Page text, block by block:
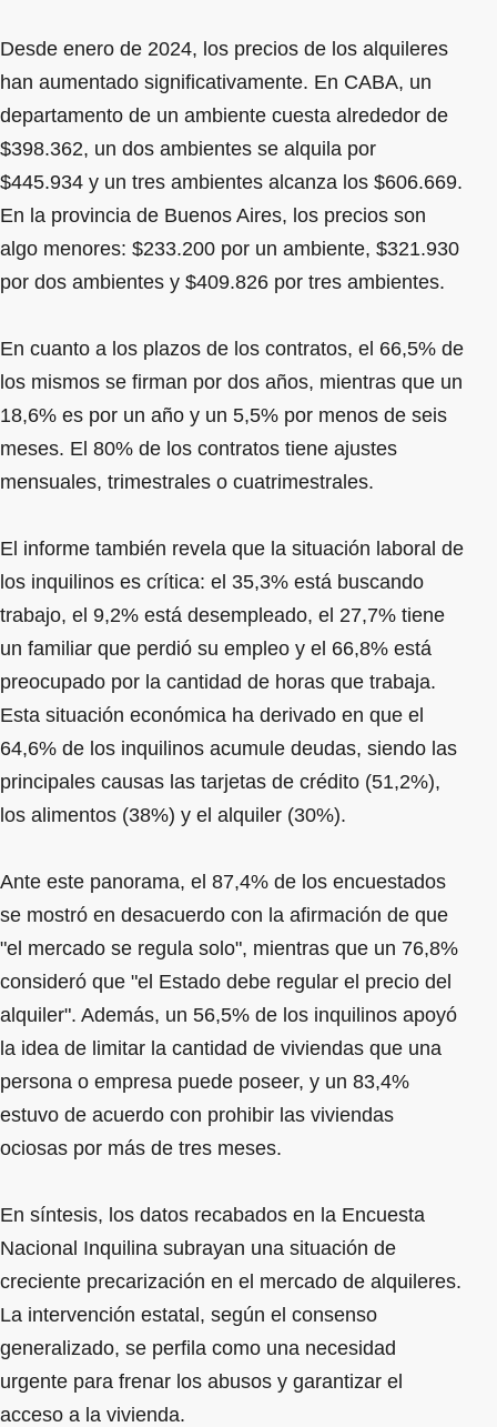
Desde enero de 2024, los precios de los alquileres
han aumentado significativamente. En CABA, un
departamento de un ambiente cuesta alrededor de
$398.362, un dos ambientes se alquila por
$445.934 y un tres ambientes alcanza los $606.669.
En la provincia de Buenos Aires, los precios son
algo menores: $233.200 por un ambiente, $321.930
por dos ambientes y $409.826 por tres ambientes.
En cuanto a los plazos de los contratos, el 66,5% de
los mismos se firman por dos años, mientras que un
18,6% es por un año y un 5,5% por menos de seis
meses. El 80% de los contratos tiene ajustes
mensuales, trimestrales o cuatrimestrales.
El informe también revela que la situación laboral de
los inquilinos es crítica: el 35,3% está buscando
trabajo, el 9,2% está desempleado, el 27,7% tiene
un familiar que perdió su empleo y el 66,8% está
preocupado por la cantidad de horas que trabaja.
Esta situación económica ha derivado en que el
64,6% de los inquilinos acumule deudas, siendo las
principales causas las tarjetas de crédito (51,2%),
los alimentos (38%) y el alquiler (30%).
Ante este panorama, el 87,4% de los encuestados
se mostró en desacuerdo con la afirmación de que
"el mercado se regula solo", mientras que un 76,8%
consideró que "el Estado debe regular el precio del
alquiler". Además, un 56,5% de los inquilinos apoyó
la idea de limitar la cantidad de viviendas que una
persona o empresa puede poseer, y un 83,4%
estuvo de acuerdo con prohibir las viviendas
ociosas por más de tres meses.
En síntesis, los datos recabados en la Encuesta
Nacional Inquilina subrayan una situación de
creciente precarización en el mercado de alquileres.
La intervención estatal, según el consenso
generalizado, se perfila como una necesidad
urgente para frenar los abusos y garantizar el
acceso a la vivienda.